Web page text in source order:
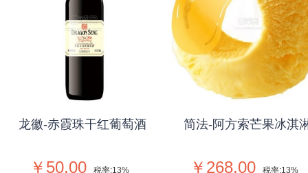
龙徽-赤霞珠干红葡萄酒
￥50.00 税率:13%
简法-阿方索芒果冰淇
￥268.00 税率:13%